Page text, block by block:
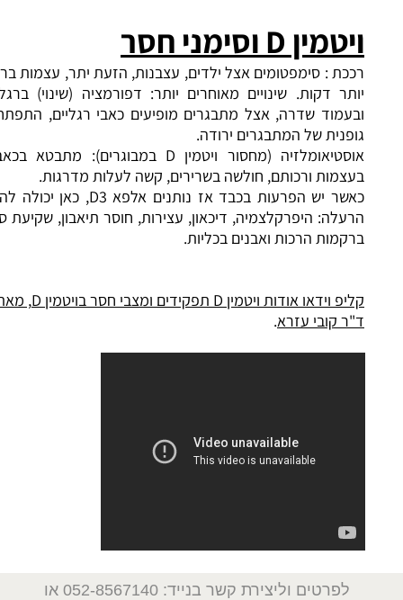
ויטמין D וסימני חסר
רככת : סימפטומים אצל ילדים, עצבנות, הזעת יתר, עצמות בראש
יותר דקות. שינויים מאוחרים יותר: דפורמציה (שינוי) ברגליים
ובעמוד שדרה, אצל מתבגרים מופיעים כאבי רגליים, התפתחות
גופנית של המתבגרים ירודה.
אוסטיאומלזיה (מחסור ויטמין D במבוגרים): מתבטא בכאבים
בעצמות ורכותם, חולשה בשרירים, קשה לעלות מדרגות.
כאשר יש הפרעות בכבד אז נותנים אלפא D3, כאן יכולה להיות
הרעלה: היפרקלצמיה, דיכאון, עצירות, חוסר תיאבון, שקיעת סידן
ברקמות הרכות ואבנים בכליות.
קליפ וידאו אודות ויטמין D תפקידים ומצבי חסר בויטמין D, מאת
ד"ר קובי עזרא.
לפרטים וליצירת קשר בנייד: 052-8567140
או